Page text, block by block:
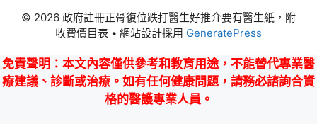
© 2026 政府註冊正骨復位跌打醫生好推介要有醫生紙，附
收費價目表 • 網站設計採用 GeneratePress
免責聲明 ：本文內容僅供參考和教育用途，不能替代專業醫
療建議、診斷或治療。如有任何健康問題，請務必諮詢合資
格的醫護專業人員。